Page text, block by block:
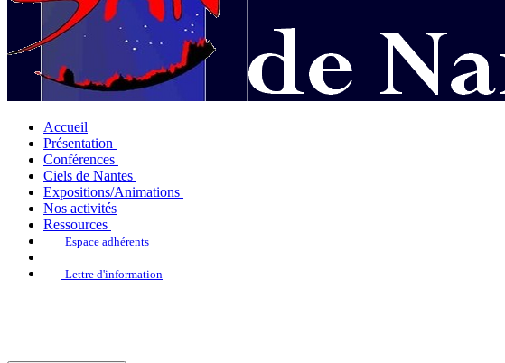
Accueil
Présentation
Conférences
Ciels de Nantes
Expositions/Animations
Nos activités
Ressources
Espace adhérents
Lettre d'information